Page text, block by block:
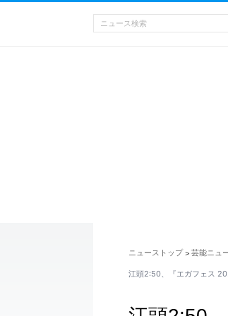
ニューストップ > 芸能ニュ
江頭2:50、『エガフェス